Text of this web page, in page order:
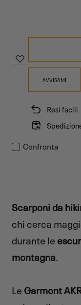
AVVISAMI
Resi facili
Confronta
Scarponi da
chi cerca
durante le
montagna.
Le Garmont